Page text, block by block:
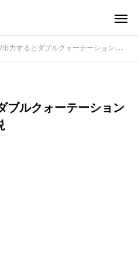
るとダブルクォーテーションは必要？扱い方を解説
ブルクォーテーション